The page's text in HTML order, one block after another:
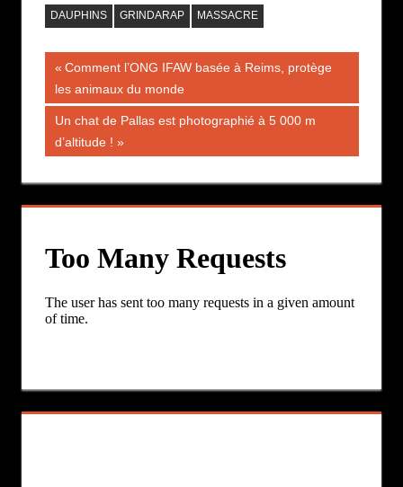
DAUPHINS GRINDARAP MASSACRE
Navigation
de
l’article
Publication
précédente :
Comment l’ONG IFAW basée à Reims, protège
les animaux du monde
Publication
suivante :
Un chat de Pallas est photographié à 5 000 m
d’altitude !